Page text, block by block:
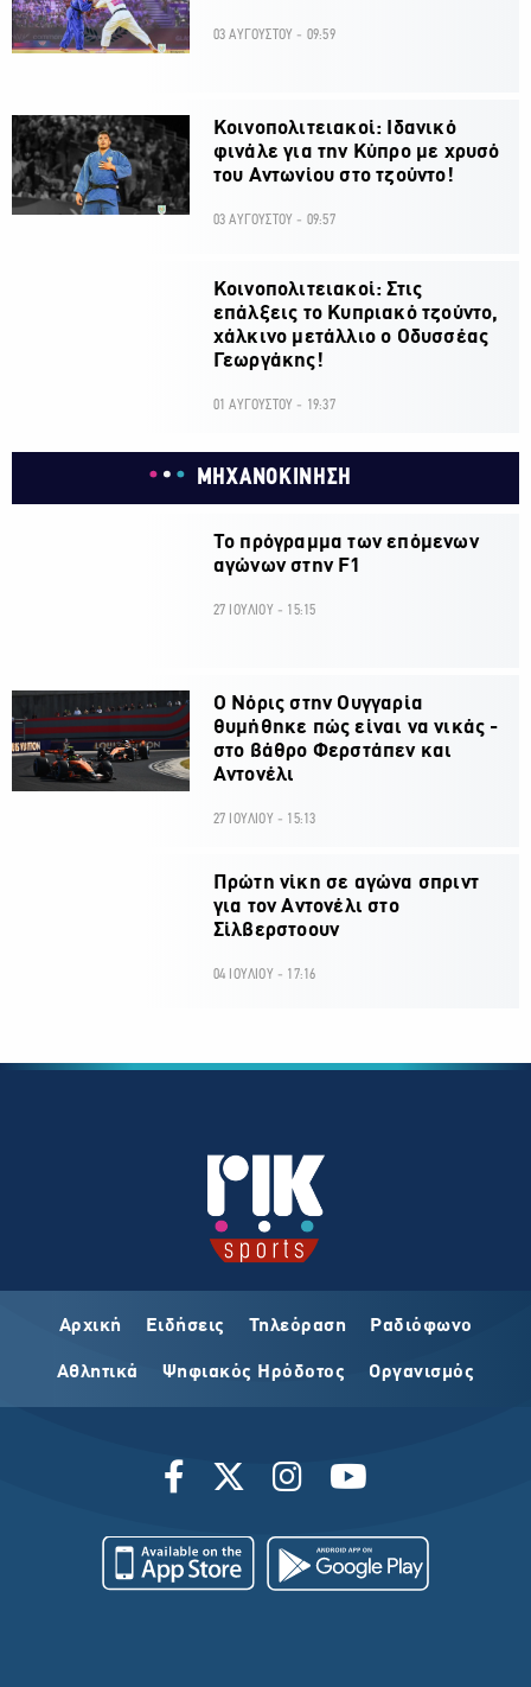
03 ΑΥΓΟΥΣΤΟΥ - 09:59
Κοινοπολιτειακοί: Ιδανικό
φινάλε για την Κύπρο με χρυσό
του Αντωνίου στο τζούντο!
03 ΑΥΓΟΥΣΤΟΥ - 09:57
Κοινοπολιτειακοί: Στις
επάλξεις το Κυπριακό τζούντο,
χάλκινο μετάλλιο ο Οδυσσέας
Γεωργάκης!
01 ΑΥΓΟΥΣΤΟΥ - 19:37
ΜΗΧΑΝΟΚΙΝΗΣΗ
Το πρόγραμμα των επόμενων
αγώνων στην F1
27 ΙΟΥΛΙΟΥ - 15:15
O Νόρις στην Ουγγαρία
θυμήθηκε πώς είναι να νικάς -
στο βάθρο Φερστάπεν και
Αντονέλι
27 ΙΟΥΛΙΟΥ - 15:13
Πρώτη νίκη σε αγώνα σπριντ
για τον Αντονέλι στο
Σίλβερστοουν
04 ΙΟΥΛΙΟΥ - 17:16
Αρχική Ειδήσεις Τηλεόραση Ραδιόφωνο
Αθλητικά Ψηφιακός Ηρόδοτος Οργανισμός